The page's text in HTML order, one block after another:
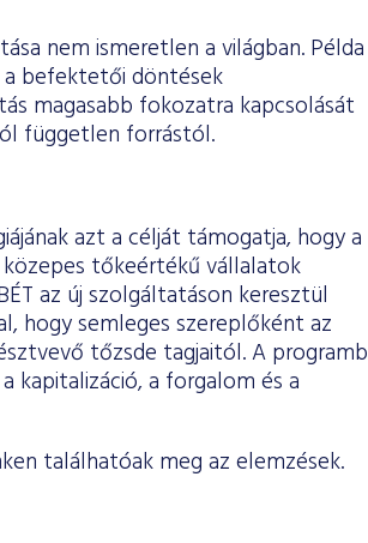
nem ismeretlen a világban. Példa
a befektetői döntések
magasabb fokozatra kapcsolását
független forrástól.
azt a célját támogatja, hogy a
tőkeértékű vállalatok
az új szolgáltatáson keresztül
hogy semleges szereplőként az
tőzsde tagjaitól. A
kapitalizáció, a forgalom és a
találhatóak meg az elemzések.